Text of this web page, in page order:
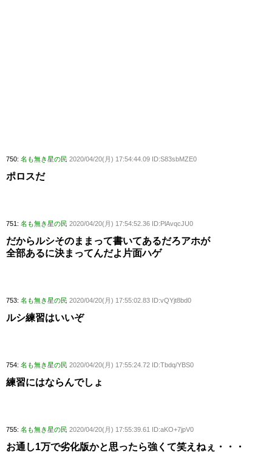
750: 名も無き星の民 2020/04/20(月) 17:54:44.09 ID:S83sbMZE0
ポロスだ
751: 名も無き星の民 2020/04/20(月) 17:54:52.36 ID:PlAvqcJU0
だからルシそのままって書いてあるだろアホが
全部あるに決まってんだよ片面ハゲ
753: 名も無き星の民 2020/04/20(月) 17:55:02.83 ID:vQYjt8bd0
ルシ練習はいいぞ
754: 名も無き星の民 2020/04/20(月) 17:55:24.72 ID:Tbdq/YBS0
練習にはならんでしょ
755: 名も無き星の民 2020/04/20(月) 17:55:39.61 ID:aKO+7jpV0
お通し1万で劣化版かと思ったら強くて笑えねぇ・・・